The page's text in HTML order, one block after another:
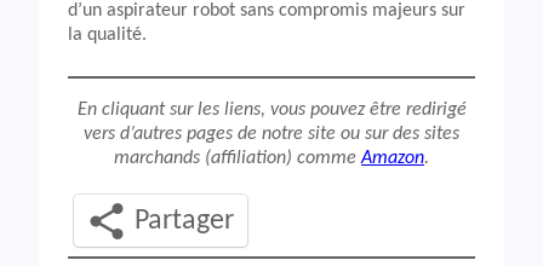
d’un aspirateur robot sans compromis majeurs sur
la qualité.
En cliquant sur les liens, vous pouvez être redirigé
vers d’autres pages de notre site ou sur des sites
marchands (affiliation) commeAmazon.
Partager